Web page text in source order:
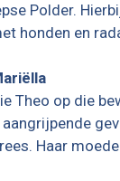
Polder.
honden en
Theo op die
Haar